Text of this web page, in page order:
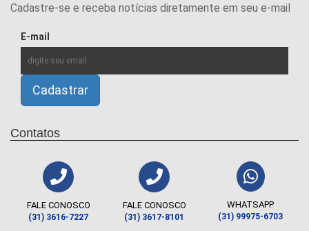
Cadastre-se e receba notícias diretamente em seu e-mail
E-mail
Contatos
FALE CONOSCO
(31) 3616-7227
FALE CONOSCO
(31) 3617-8101
WHATSAPP
(31) 99975-6703